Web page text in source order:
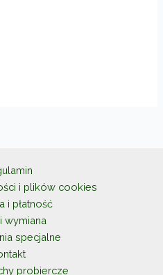
i plików cookies
i płatność
wymiana
specjalne
probiercze